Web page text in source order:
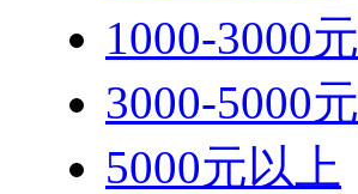
1000-3000元
3000-5000元
5000元以上